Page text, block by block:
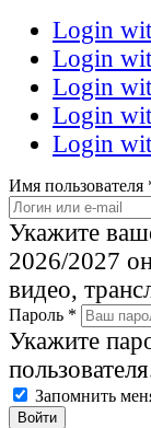
Login
Login
Login
Login
Login
Имя пользователя
Укажите
2026/2027
видео,
Пароль *
Укажите
Запомнить